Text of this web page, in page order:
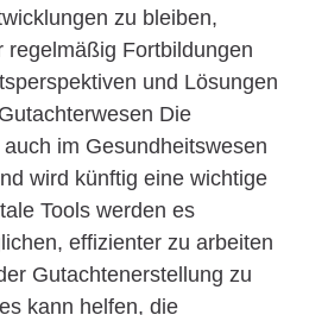
zu bleiben,
regelmäßig Fortbildungen
und Lösungen
Die
im Gesundheitswesen
wird künftig eine wichtige
Tools werden es
effizienter zu arbeiten
Gutachtenerstellung zu
kann helfen, die